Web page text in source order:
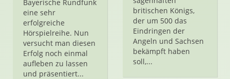
Bayerische Rundfunk
eine sehr
erfolgreiche
Hörspielreihe. Nun
versucht man diesen
Erfolg noch einmal
aufleben zu lassen
und präsentiert...
britischen Königs,
der um 500 das
Eindringen der
Angeln und Sachsen
bekämpft haben
soll,...